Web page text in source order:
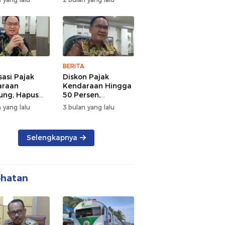
Semangat
dan
Tengah Kepadatan
Lalu Lintas Pagi
Hari
Pajak
Hapus
dan Beri
BBN
yang lalu
BERITA
Diskon Pajak
Kendaraan Hingga
50 Persen,
Lampung Genjot
Mutasi Kendaraan
3 bulan yang lalu
Selengkapnya